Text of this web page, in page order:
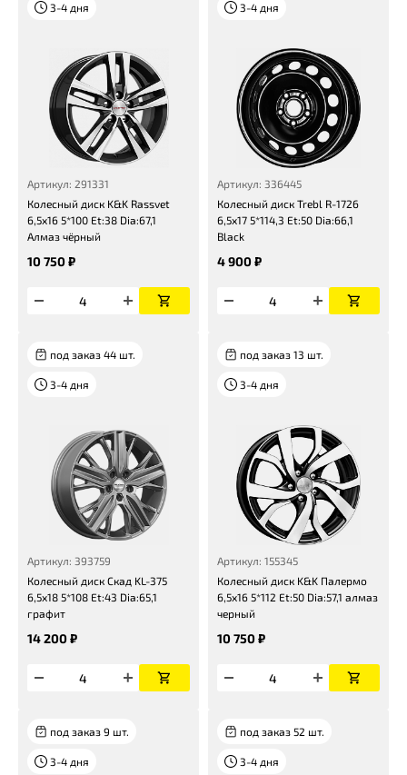
3-4 дня
Артикул: 291331
Колесный диск K&K Rassvet
6,5x16 5*100 Et:38 Dia:67,1
Алмаз чёрный
10 750 ₽
3-4 дня
Артикул: 336445
Колесный диск Trebl R-1726
6,5x17 5*114,3 Et:50 Dia:66,1
Black
4 900 ₽
под заказ 44 шт.
3-4 дня
Артикул: 393759
Колесный диск Скад KL-375
6,5x18 5*108 Et:43 Dia:65,1
графит
14 200 ₽
под заказ 13 шт.
3-4 дня
Артикул: 155345
Колесный диск K&K Палермо
6,5x16 5*112 Et:50 Dia:57,1 алмаз
черный
10 750 ₽
под заказ 9 шт.
3-4 дня
под заказ 52 шт.
3-4 дня